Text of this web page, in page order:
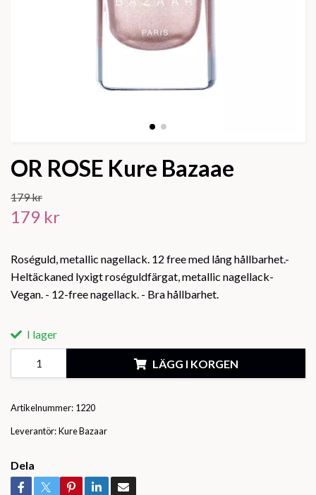
OR ROSE Kure Bazaae
179 kr
179 kr
Roséguld, metallic nagellack. 12 free med lång hållbarhet.-
Heltäckaned lyxigt roséguldfärgat, metallic nagellack-
Vegan. - 12-free nagellack. - Bra hållbarhet.
I lager
LÄGG I KORGEN
Artikelnummer: 1220
Leverantör:Kure Bazaar
Dela